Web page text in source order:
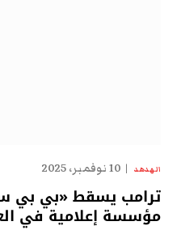
الهدهد 10 نوفمبر، 2025
ترامب يسقط «بي بي
مؤسسة إعلامية في